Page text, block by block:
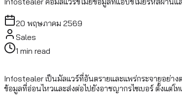
20 พฤษภาคม 2569
Sales
1 min read
Infostealer เป็นมัลแวร์ที่อันตรายและแพร่กระจายอย่าง
ข้อมูลที่อ่อนไหวและส่งต่อไปยังอาชญากรไซเบอร์ ตั้งแต่โ